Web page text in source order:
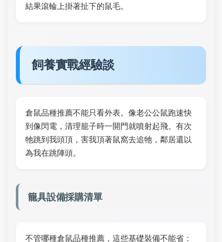
結果滾輪上掛著扯下的鼠毛。
飼養實戰經驗談
倉鼠品種推薦不能只看外表。像老公公鼠跑速快
到像閃電，清理籠子時一開門就噴射起飛。有次
牠跳到我頭頂，害我頂著鼠窩去追牠，鄰居還以
為我在跳陣頭。
籠具設備採購清單
不管哪種倉鼠品種推薦，這些基礎裝備不能省：